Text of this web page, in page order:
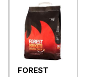
FOREST